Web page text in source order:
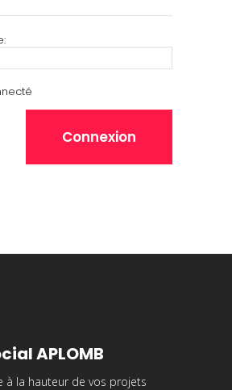
Connexion
APLOMB
à la hauteur de vos projets